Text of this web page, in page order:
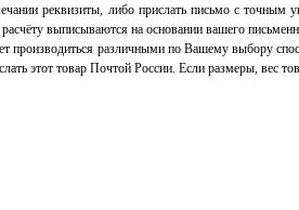
реквизиты, либо прислать письмо с точным
выписываются на основании вашего
производиться различными по Вашему выбору
этот товар Почтой России. Если размеры, вес